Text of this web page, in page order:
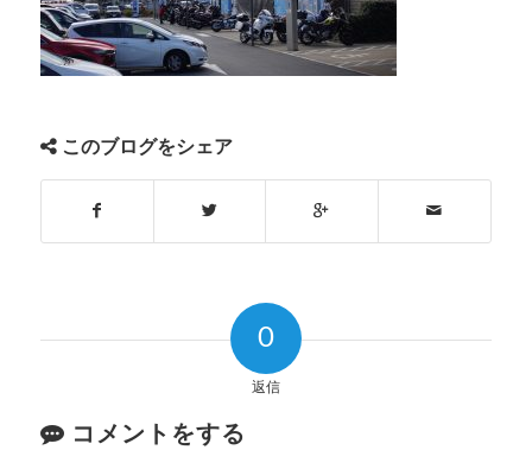
このブログをシェア
0
返信
コメントをする